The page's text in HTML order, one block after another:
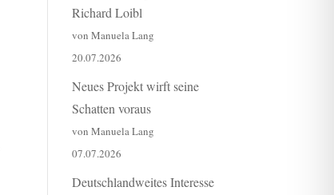
Richard Loibl
von Manuela Lang
20.07.2026
Neues Projekt wirft seine
Schatten voraus
von Manuela Lang
07.07.2026
Deutschlandweites Interesse